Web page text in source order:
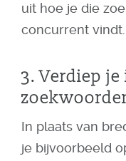
uit hoe je die
concurrent vindt.
3. Verdiep
In plaats van
je bijvoorbeeld